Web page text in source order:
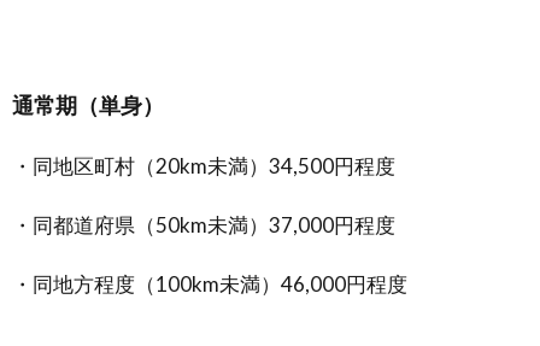
通常期（単身）
・同地区町村（20km未満）34,500円程度
・同都道府県（50km未満）37,000円程度
・同地方程度（100km未満）46,000円程度